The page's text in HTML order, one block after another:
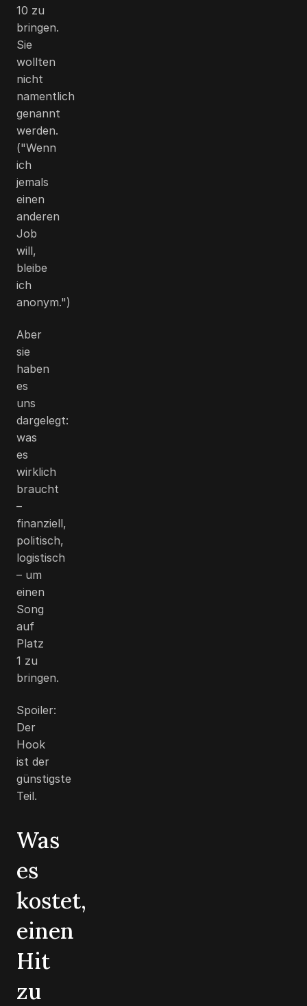
10 zu
bringen.
Sie
wollten
nicht
namentlich
genannt
werden.
("Wenn
ich
jemals
einen
anderen
Job
will,
bleibe
ich
anonym.")
Aber
sie
haben
es
uns
dargelegt:
was
es
wirklich
braucht
–
finanziell,
politisch,
logistisch
– um
einen
Song
auf
Platz
1 zu
bringen.
Spoiler:
Der
Hook
ist der
günstigste
Teil.
Was
es
kostet,
einen
Hit
zu